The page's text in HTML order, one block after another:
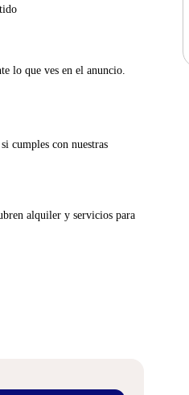
lo que ves en el anuncio.
cumples con nuestras
alquiler y servicios para